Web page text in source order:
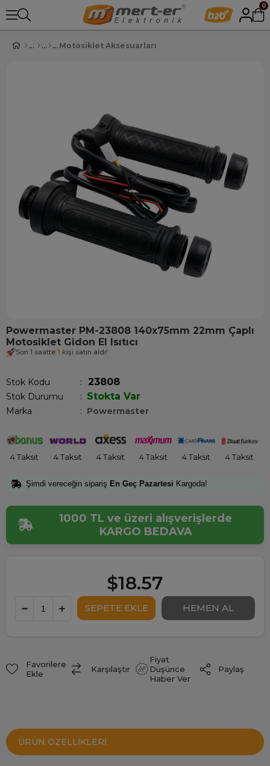
0
Motosiklet Aksesuarları
Powermaster PM-23808 140x75mm 22mm Çaplı
Motosiklet Gidon El Isıtıcı
Son 1 saatte 1 kişi satın aldı!
Stok Kodu 23808
Stok Durumu : Stokta Var
Marka : Powermaster
4 Taksit 4 Taksit 4 Taksit 4 Taksit 4 Taksit 4 Taksit
Şimdi vereceğin sipariş En Geç Pazartesi Kargoda!
1000 TL ve üzeri alışverişlerde
KARGO BEDAVA
$18.57
Favorilere
Ekle
Karşılaştır
Fiyat
Düşünce
Haber Ver
Paylaş
ÜRÜN ÖZELLIKLERI